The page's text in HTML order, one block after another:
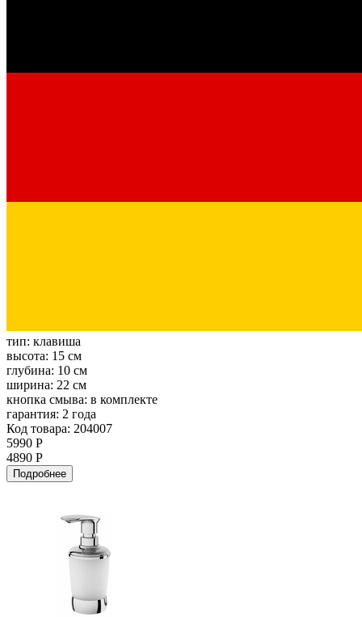
тип: клавиша
высота: 15 см
глубина: 10 см
ширина: 22 см
кнопка смыва: в комплекте
гарантия: 2 года
Код товара: 204007
5990 Р
4890 Р
Подробнее